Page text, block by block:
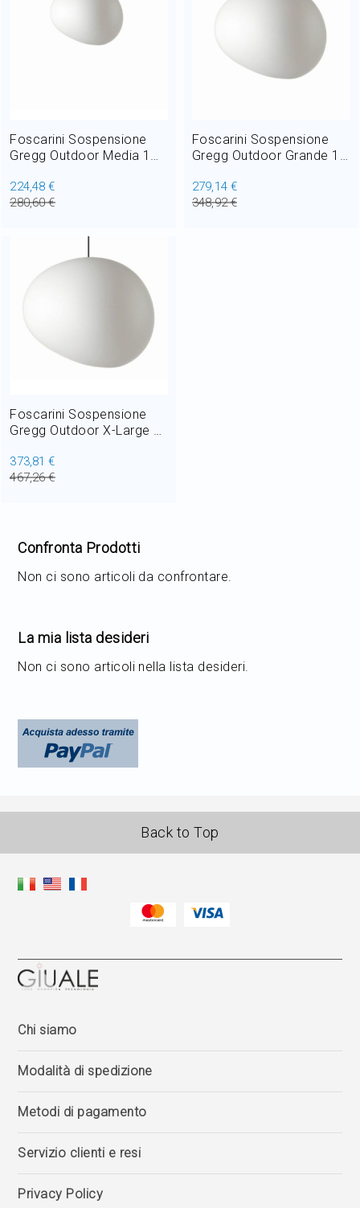
Foscarini Sospensione
Gregg Outdoor Media 1
Esterno e Giardino
224,48 €
280,60 €
Foscarini Sospensione
Gregg Outdoor Grande 1
Esterno e Giardino
279,14 €
348,92 €
Foscarini Sospensione
Gregg Outdoor X-Large 1
Esterno e Giardino
373,81 €
467,26 €
Confronta Prodotti
Non ci sono articoli da confrontare.
La mia lista desideri
Non ci sono articoli nella lista desideri.
Back to Top
Chi siamo
Modalità di spedizione
Metodi di pagamento
Servizio clienti e resi
Privacy Policy